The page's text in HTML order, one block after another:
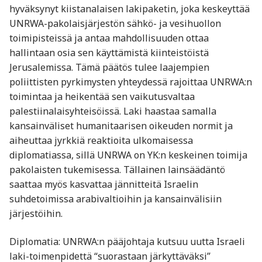
hyväksynyt kiistanalaisen lakipaketin, joka keskeyttää
UNRWA-pakolaisjärjestön sähkö- ja vesihuollon
toimipisteissä ja antaa mahdollisuuden ottaa
hallintaan osia sen käyttämistä kiinteistöistä
Jerusalemissa. Tämä päätös tulee laajempien
poliittisten pyrkimysten yhteydessä rajoittaa UNRWA:n
toimintaa ja heikentää sen vaikutusvaltaa
palestiinalaisyhteisöissä. Laki haastaa samalla
kansainväliset humanitaarisen oikeuden normit ja
aiheuttaa jyrkkiä reaktioita ulkomaisessa
diplomatiassa, sillä UNRWA on YK:n keskeinen toimija
pakolaisten tukemisessa. Tällainen lainsäädäntö
saattaa myös kasvattaa jännitteitä Israelin
suhdetoimissa arabivaltioihin ja kansainvälisiin
järjestöihin.
Diplomatia: UNRWA:n pääjohtaja kutsuu uutta Israeli
laki-toimenpidettä “suorastaan järkyttäväksi”